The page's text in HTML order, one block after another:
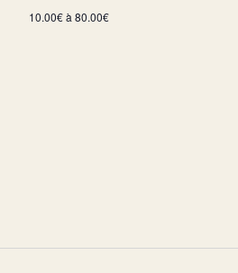
10.00€ à 80.00€